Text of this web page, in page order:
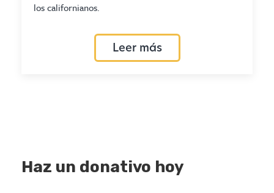
los californianos.
Leer más
Haz un donativo hoy